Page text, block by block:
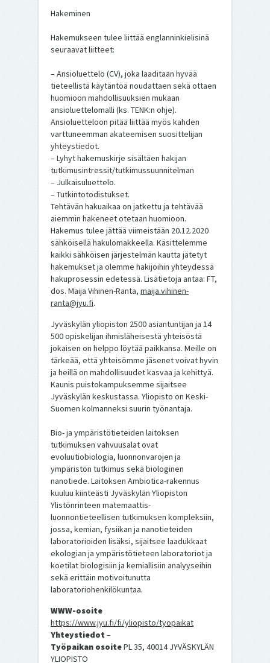
Hakeminen
Hakemukseen tulee liittää englanninkielisinä
seuraavat liitteet:
– Ansioluettelo (CV), joka laaditaan hyvää
tieteellistä käytäntöä noudattaen sekä ottaen
huomioon mahdollisuuksien mukaan
ansioluettelomalli (ks. TENK:n ohje).
Ansioluetteloon pitää liittää myös kahden
varttuneemman akateemisen suosittelijan
yhteystiedot.
– Lyhyt hakemuskirje sisältäen hakijan
tutkimusintressit/tutkimussuunnitelman
– Julkaisuluettelo.
– Tutkintotodistukset.
Tehtävän hakuaikaa on jatkettu ja tehtävää
aiemmin hakeneet otetaan huomioon.
Hakemus tulee jättää viimeistään 20.12.2020
sähköisellä hakulomakkeella. Käsittelemme
kaikki sähköisen järjestelmän kautta jätetyt
hakemukset ja olemme hakijoihin yhteydessä
hakuprosessin edetessä. Lisätietoja antaa: FT,
dos. Maija Vihinen-Ranta, maija.vihinen-
ranta@jyu.fi.
Jyväskylän yliopiston 2500 asiantuntijan ja 14
500 opiskelijan ihmisläheisestä yhteisöstä
jokaisen on helppo löytää paikkansa. Meille on
tärkeää, että yhteisömme jäsenet voivat hyvin
ja heillä on mahdollisuudet kasvaa ja kehittyä.
Kaunis puistokampuksemme sijaitsee
Jyväskylän keskustassa. Yliopisto on Keski-
Suomen kolmanneksi suurin työnantaja.
Bio- ja ympäristötieteiden laitoksen
tutkimuksen vahvuusalat ovat
evoluutiobiologia, luonnonvarojen ja
ympäristön tutkimus sekä biologinen
nanotiede. Laitoksen Ambiotica-rakennus
kuuluu kiinteästi Jyväskylän Yliopiston
Ylistönrinteen matemaattis-
luonnontieteellisen tutkimuksen kompleksiin,
jossa, kemian, fysiikan ja nanotieteiden
laboratorioiden lisäksi, sijaitsee laadukkaat
ekologian ja ympäristötieteen laboratoriot ja
koetilat biologisiin ja kemiallisiin analyyseihin
sekä erittäin motivoitunutta
laboratoriohenkilökuntaa.
WWW-osoite
https://www.jyu.fi/fi/yliopisto/tyopaikat
Yhteystiedot –
Työpaikan osoitePL 35, 40014 JYVÄSKYLÄN
YLIOPISTO